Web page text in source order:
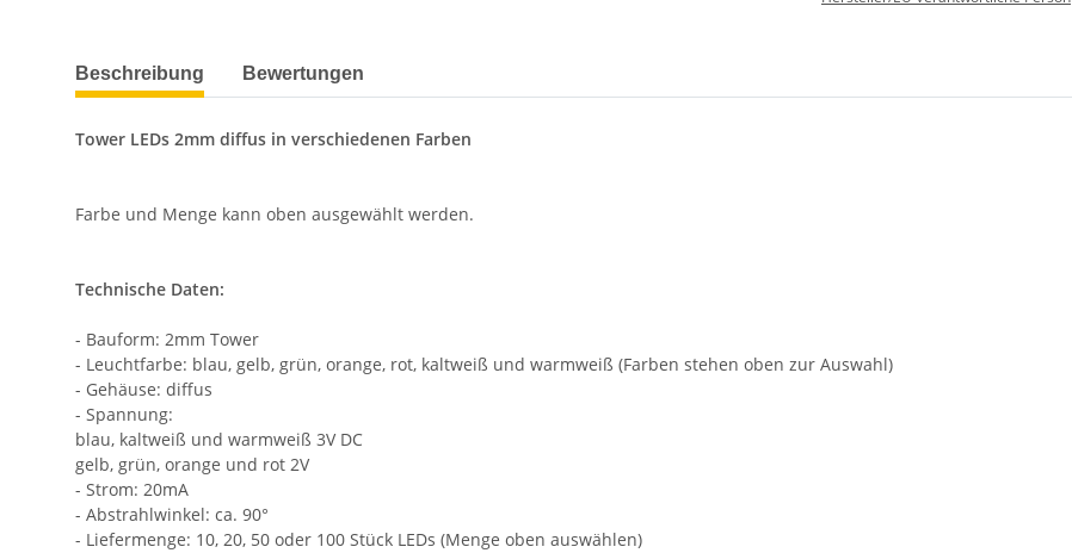
weitere Registerkarten anzeigen
Beschreibung Bewertungen
Tower LEDs 2mm diffus in verschiedenen Farben
Farbe und Menge kann oben ausgewählt werden.
Technische Daten:
- Bauform: 2mm Tower
- Leuchtfarbe: blau, gelb, grün, orange, rot, kaltweiß und warmweiß (Farben stehen oben zur Auswahl)
- Gehäuse: diffus
- Spannung:
blau, kaltweiß und warmweiß 3V DC
gelb, grün, orange und rot 2V
- Strom: 20mA
- Abstrahlwinkel: ca. 90°
- Liefermenge: 10, 20, 50 oder 100 Stück LEDs (Menge oben auswählen)